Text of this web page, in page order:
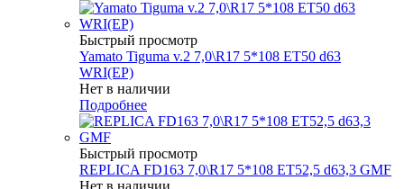
Быстрый просмотр
Yamato Tiguma v.2 7,0\R17 5*108 ET50 d63
WRI(EP)
Нет в наличии
Подробнее
Быстрый просмотр
REPLICA FD163 7,0\R17 5*108 ET52,5 d63,3 GMF
Нет в наличии